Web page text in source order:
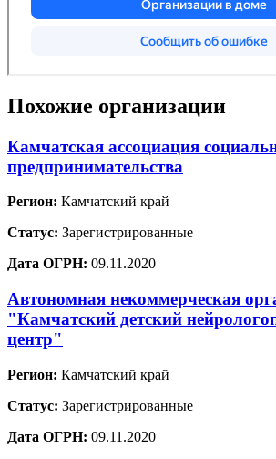
Похожие организации
Камчатская ассоциация
предпринимательства
Регион: Камчатский край
Статус: Зарегистрированные
Дата ОГРН: 09.11.2020
Автономная некоммерческая
"Камчатский детский
центр"
Регион: Камчатский край
Статус: Зарегистрированные
Дата ОГРН: 09.11.2020